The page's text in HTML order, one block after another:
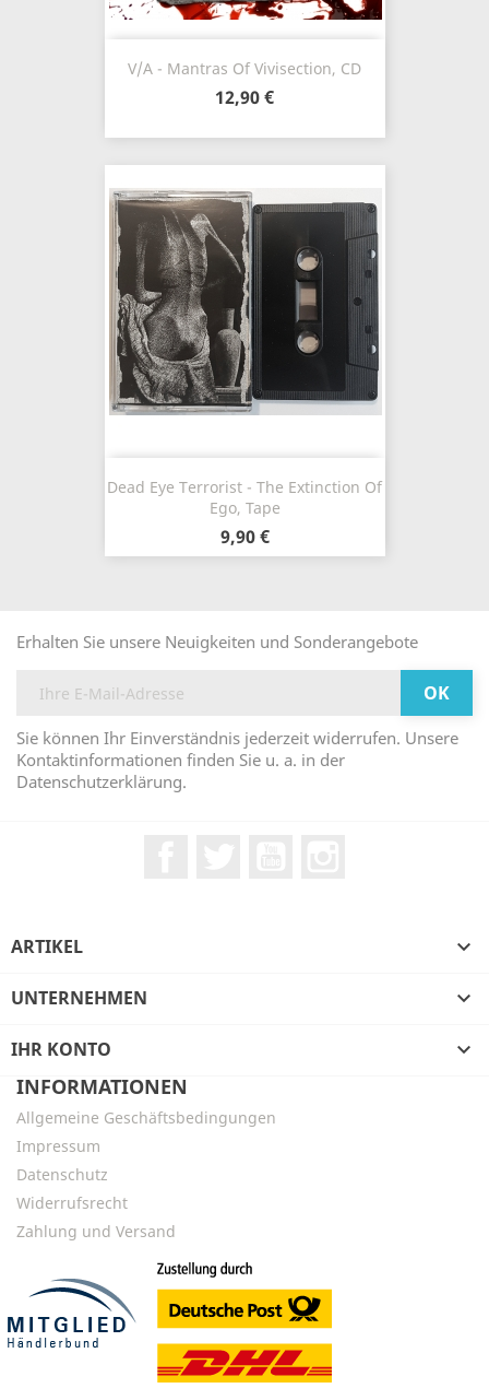
V/A - Mantras Of Vivisection, CD
12,90 €
Dead Eye Terrorist - The Extinction Of
Ego, Tape
9,90 €
Erhalten Sie unsere Neuigkeiten und Sonderangebote
Sie können Ihr Einverständnis jederzeit widerrufen. Unsere
Kontaktinformationen finden Sie u. a. in der
Datenschutzerklärung.
ARTIKEL 
UNTERNEHMEN 
IHR KONTO

INFORMATIONEN
Allgemeine Geschäftsbedingungen
Impressum
Datenschutz
Widerrufsrecht
Zahlung und Versand